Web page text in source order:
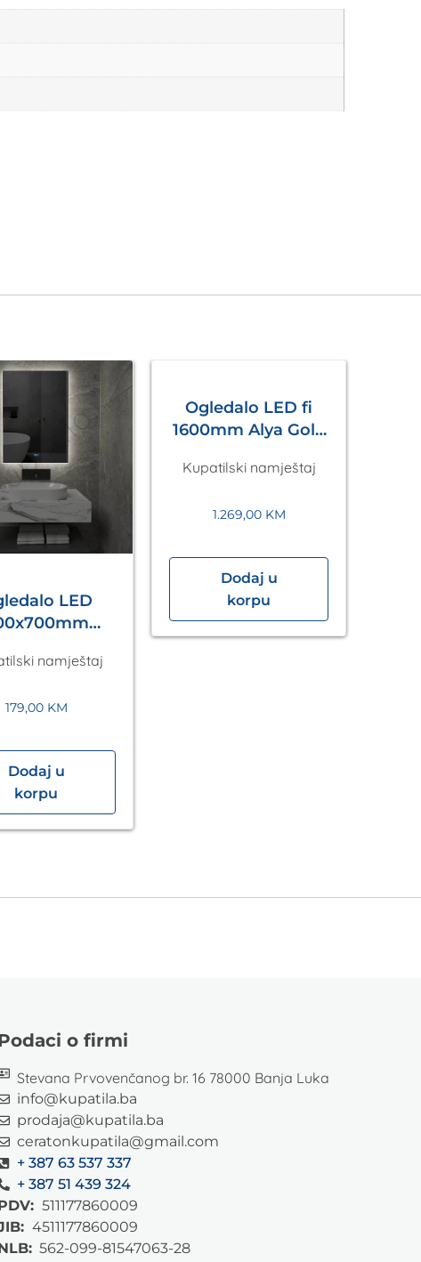
LED
A5.01namještaj
179,00 KM
Dodaj u
korpu
Ogledalo LED fi
1600mm Alya Gold
Kupatilski namještaj
1.269,00 KM
Dodaj u
korpu
o firmi
Stevana Prvovenčanog br. 16 78000 Banja Luka
info@kupatila.ba
prodaja@kupatila.ba
ceratonkupatila@gmail.com
+ 387 63 537 337
+ 387 51 439 324
511177860009
4511177860009
562-099-81547063-28